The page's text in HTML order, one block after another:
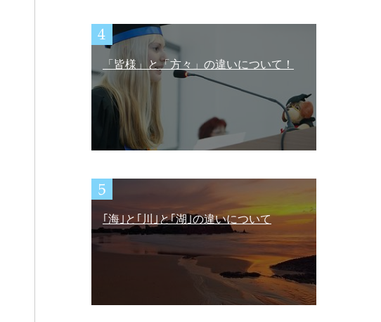
「皆様」と「方々」の違いについて！
｢海｣と｢川｣と｢湖｣の違いについて